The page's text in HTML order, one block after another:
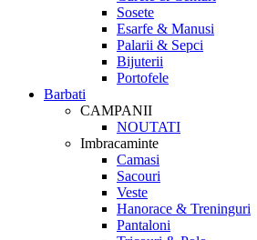
Sosete
Esarfe & Manusi
Palarii & Sepci
Bijuterii
Portofele
Barbati
CAMPANII
NOUTATI
Imbracaminte
Camasi
Sacouri
Veste
Hanorace & Treninguri
Pantaloni